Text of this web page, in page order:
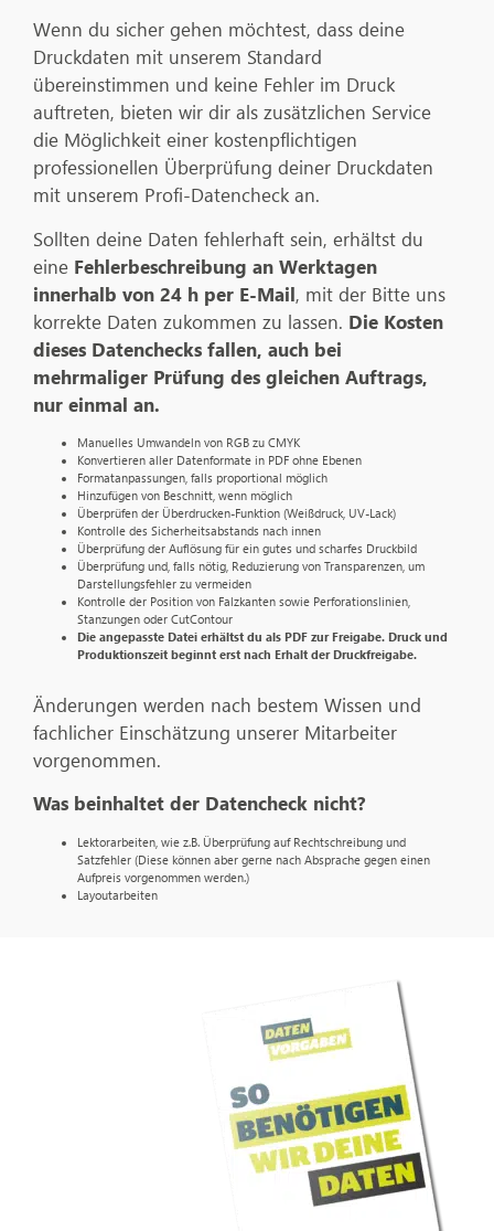
Wenn du sicher gehen möchtest, dass deine
Druckdaten mit unserem Standard
übereinstimmen und keine Fehler im Druck
auftreten, bieten wir dir als zusätzlichen Service
die Möglichkeit einer kostenpflichtigen
professionellen Überprüfung deiner Druckdaten
mit unserem Profi-Datencheck an.
Sollten deine Daten fehlerhaft sein, erhältst du
eine Fehlerbeschreibung an Werktagen
innerhalb von 24 h per E-Mail, mit der Bitte uns
korrekte Daten zukommen zu lassen. Die Kosten
dieses Datenchecks fallen, auch bei
mehrmaliger Prüfung des gleichen Auftrags,
nur einmal an.
Manuelles Umwandeln von RGB zu CMYK
Konvertieren aller Datenformate in PDF ohne Ebenen
Formatanpassungen, falls proportional möglich
Hinzufügen von Beschnitt, wenn möglich
Überprüfen der Überdrucken-Funktion (Weißdruck, UV-Lack)
Kontrolle des Sicherheitsabstands nach innen
Überprüfung der Auflösung für ein gutes und scharfes Druckbild
Überprüfung und, falls nötig, Reduzierung von Transparenzen, um
Darstellungsfehler zu vermeiden
Kontrolle der Position von Falzkanten sowie Perforationslinien,
Stanzungen oder CutContour
Die angepasste Datei erhältst du als PDF zur Freigabe. Druck und
Produktionszeit beginnt erst nach Erhalt der Druckfreigabe.
Änderungen werden nach bestem Wissen und
fachlicher Einschätzung unserer Mitarbeiter
vorgenommen.
Was beinhaltet der Datencheck nicht?
Lektorarbeiten, wie z.B. Überprüfung auf Rechtschreibung und
Satzfehler (Diese können aber gerne nach Absprache gegen einen
Aufpreis vorgenommen werden.)
Layoutarbeiten